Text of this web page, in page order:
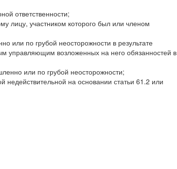
ответственности;
лицу, участником которого был или членом
или по грубой неосторожности в результате
управляющим возложенных на него обязанностей в
или по грубой неосторожности;
недействительной на основании статьи 61.2 или